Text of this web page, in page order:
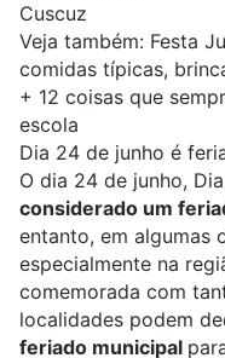
Cuscuz
Veja também: Festa
comidas típicas,
+ 12 coisas que
escola
Dia 24 de junho é
O dia 24 de junho,
considerado um
entanto, em algumas
especialmente na
comemorada com
localidades podem
feriado municipal